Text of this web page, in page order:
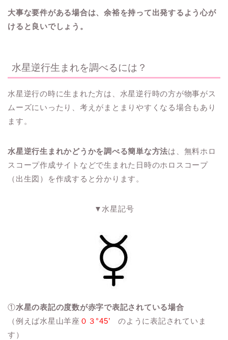
大事な要件がある場合は、余裕を持って出発するよう心が
けると良いでしょう。
水星逆行生まれを調べるには？
水星逆行の時に生まれた方は、水星逆行時の方が物事がス
ムーズにいったり、考えがまとまりやすくなる場合もあり
ます。
水星逆行生まれかどうかを調べる簡単な方法は、無料ホロ
スコープ作成サイトなどで生まれた日時のホロスコープ
（出生図）を作成すると分かります。
▼水星記号
①水星の表記の度数が赤字で表記されている場合
（例えば水星山羊座 ０３°45’のように表記されていま
す）